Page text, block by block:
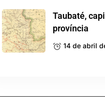
Taubaté,
província
14 de abril